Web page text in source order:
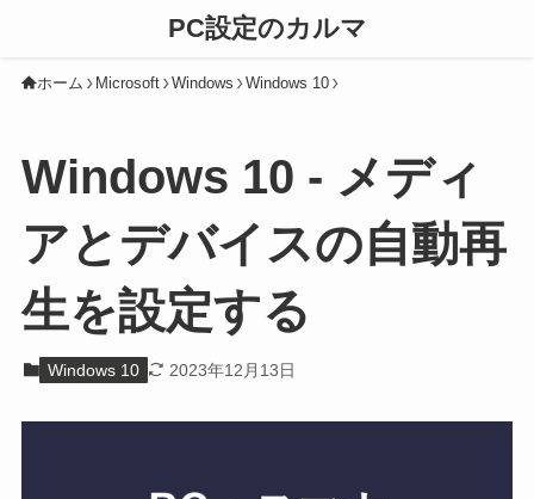
PC設定のカルマ
ホーム Microsoft Windows Windows 10
Windows 10 - メディ
アとデバイスの自動再
生を設定する
Windows 10 2023年12月13日